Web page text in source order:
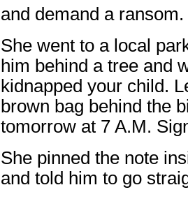
and demand a ransom.
She went to a local
him behind a tree and
kidnapped your child.
brown bag behind the
tomorrow at 7 A.M.
She pinned the note
and told him to go